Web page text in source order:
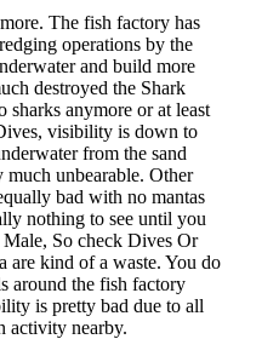
The fish factory has
operations by the
and build more
destroyed the Shark
sharks anymore or at least
visibility is down to
from the sand
unbearable. Other
bad with no mantas
nothing to see until you
So check Dives Or
are kind of a waste. You do
around the fish factory
is pretty bad due to all
activity nearby.